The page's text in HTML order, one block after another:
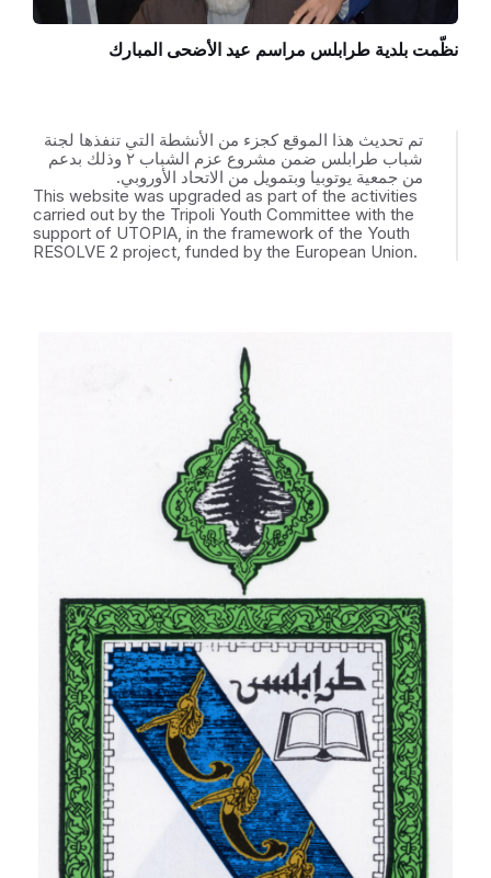
نظّمت بلدية طرابلس مراسم عيد الأضحى المبارك
تم تحديث هذا الموقع كجزء من الأنشطة التي تنفذها لجنة
شباب طرابلس ضمن مشروع عزم الشباب ٢ وذلك بدعم
من جمعية يوتوبيا وبتمويل من الاتحاد الأوروبي.
This website was upgraded as part of the activities
carried out by the Tripoli Youth Committee with the
support of UTOPIA, in the framework of the Youth
RESOLVE 2 project, funded by the European Union.